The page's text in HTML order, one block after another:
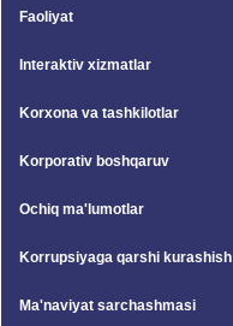
Faoliyat
Interaktiv xizmatlar
Korxona va tashkilotlar
Korporativ boshqaruv
Ochiq ma'lumotlar
Korrupsiyaga qarshi kurashish
Ma'naviyat sarchashmasi